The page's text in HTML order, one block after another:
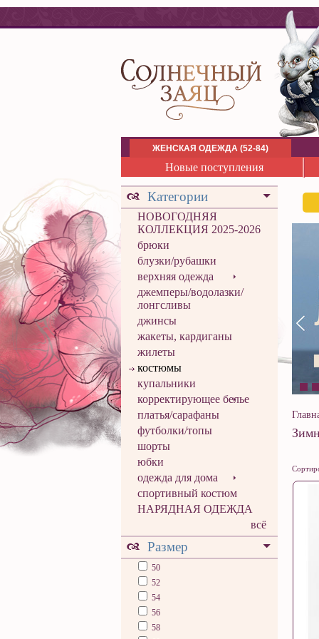
ЖЕНСКАЯ ОДЕЖДА (52-84)
Новые поступления
Категории
НОВОГОДНЯЯ
КОЛЛЕКЦИЯ 2025-2026
брюки
блузки/рубашки
верхняя одежда
джемперы/водолазки/
лонгсливы
джинсы
жакеты, кардиганы
жилеты
костюмы
купальники
корректирующее белье
платья/сарафаны
футболки/топы
шорты
юбки
одежда для дома
спортивный костюм
НАРЯДНАЯ ОДЕЖДА
всё
Размер
50
52
54
56
58